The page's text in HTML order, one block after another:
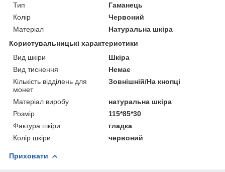
Тип
Гаманець
Колір
Червоний
Матеріал
Натуральна шкіра
Користувальницькі характеристики
Вид шкіри
Шкіра
Вид тиснення
Немає
Кількість відділень для
монет
Зовнішній/На кнопці
Матеріал виробу
натуральна шкіра
Розмір
115*85*30
Фактура шкіри
гладка
Колір шкіри
червоний
Приховати